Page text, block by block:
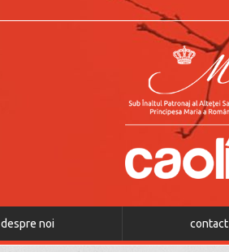
despre noi contact